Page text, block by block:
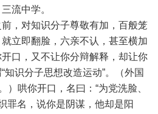
流中学。
对知识分子尊敬有加，百般笼
立即翻脸，六亲不认，甚至横加
口，又不让你分辩解释，却让你
知识分子思想改造运动”。（外国
）哄你开口，名曰：“为党洗脸、
罪名，说你是阴谋，他却是阳